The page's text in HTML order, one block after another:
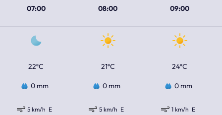
07:00 08:00 09:00
22ºC 21ºC 24ºC
0 mm 0 mm 0 mm
5 km/h E 5 km/h E 1 km/h E